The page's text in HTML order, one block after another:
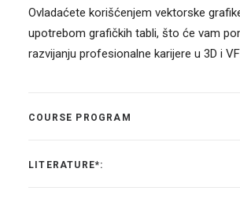
Ovladaćete korišćenjem vektorske
upotrebom grafičkih tabli, što će vam
razvijanju profesionalne karijere u 3D i
COURSE PROGRAM
LITERATURE*: